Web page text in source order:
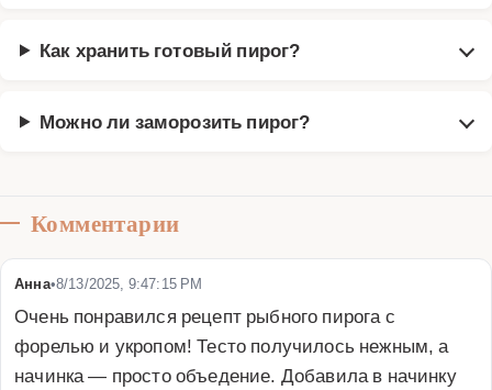
Как хранить готовый пирог?
Можно ли заморозить пирог?
Комментарии
Анна•8/13/2025, 9:47:15 PM
Очень понравился рецепт рыбного пирога с
форелью и укропом! Тесто получилось нежным, а
начинка — просто объедение. Добавила в начинку